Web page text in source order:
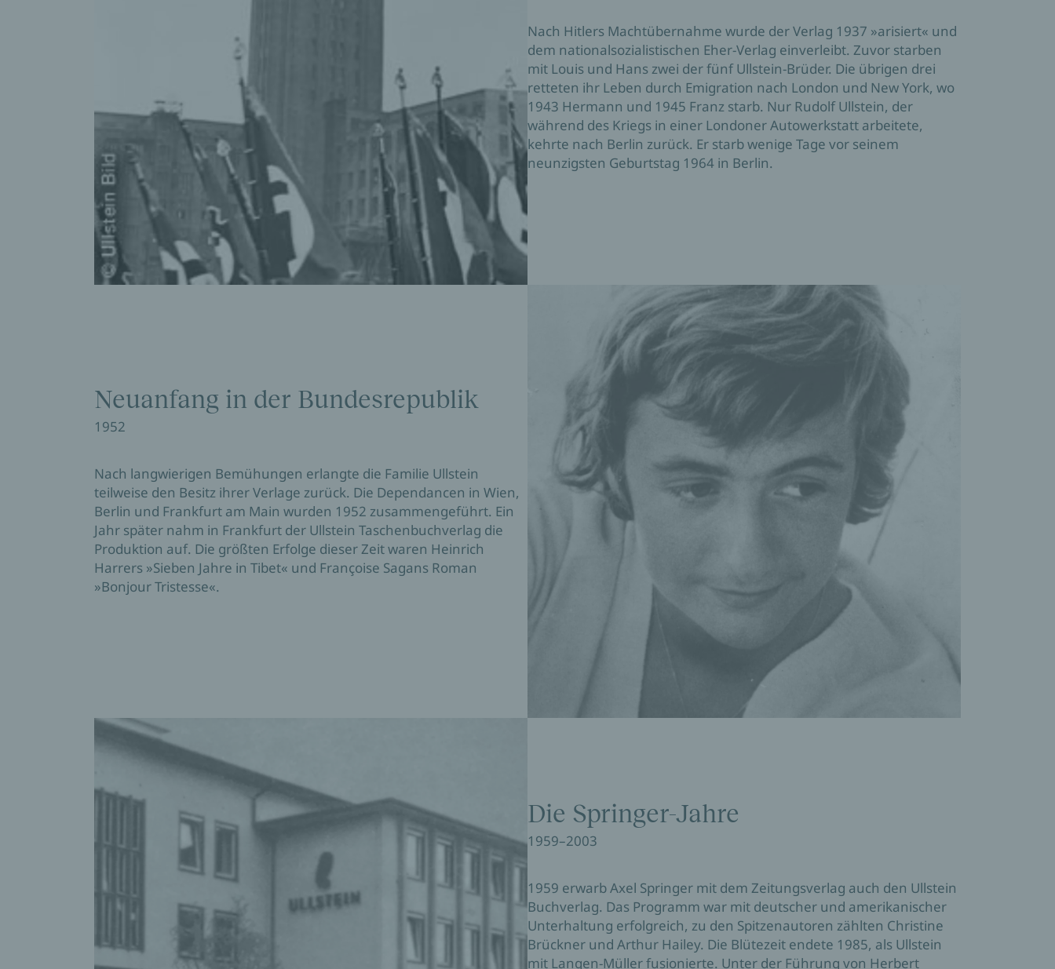
Nach Hitlers Machtübernahme wurde der Verlag 1937 »arisiert« und
dem nationalsozialistischen Eher-Verlag einverleibt. Zuvor starben
mit Louis und Hans zwei der fünf Ullstein-Brüder. Die übrigen drei
retteten ihr Leben durch Emigration nach London und New York, wo
1943 Hermann und 1945 Franz starb. Nur Rudolf Ullstein, der
während des Kriegs in einer Londoner Autowerkstatt arbeitete,
kehrte nach Berlin zurück. Er starb wenige Tage vor seinem
neunzigsten Geburtstag 1964 in Berlin.
Neuanfang in der Bundesrepublik
1952
Nach langwierigen Bemühungen erlangte die Familie Ullstein
teilweise den Besitz ihrer Verlage zurück. Die Dependancen in Wien,
Berlin und Frankfurt am Main wurden 1952 zusammengeführt. Ein
Jahr später nahm in Frankfurt der Ullstein Taschenbuchverlag die
Produktion auf. Die größten Erfolge dieser Zeit waren Heinrich
Harrers »Sieben Jahre in Tibet« und Françoise Sagans Roman
»Bonjour Tristesse«.
Die Springer-Jahre
1959–2003
1959 erwarb Axel Springer mit dem Zeitungsverlag auch den Ullstein
Buchverlag. Das Programm war mit deutscher und amerikanischer
Unterhaltung erfolgreich, zu den Spitzenautoren zählten Christine
Brückner und Arthur Hailey. Die Blütezeit endete 1985, als Ullstein
mit Langen-Müller fusionierte. Unter der Führung von Herbert